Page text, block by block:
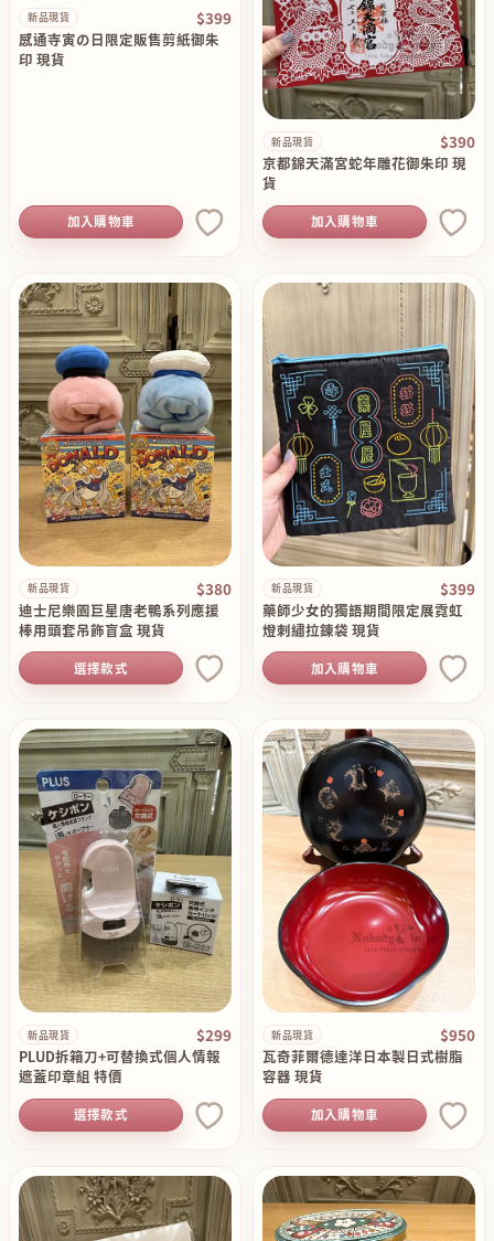
新品現貨 $399
感通寺寅の日限定販售剪紙御朱
印 現貨
加入購物車
新品現貨 $390
京都錦天滿宮蛇年雕花御朱印 現
貨
加入購物車
新品現貨 $380
迪士尼樂園巨星唐老鴨系列應援
棒用頭套吊飾盲盒 現貨
選擇款式
新品現貨 $399
藥師少女的獨語期間限定展霓虹
燈刺繡拉錬袋 現貨
加入購物車
新品現貨 $299
PLUD拆箱刀+可替換式個人情報
遮蓋印章組 特價
選擇款式
新品現貨 $950
瓦奇菲爾德達洋日本製日式樹脂
容器 現貨
加入購物車